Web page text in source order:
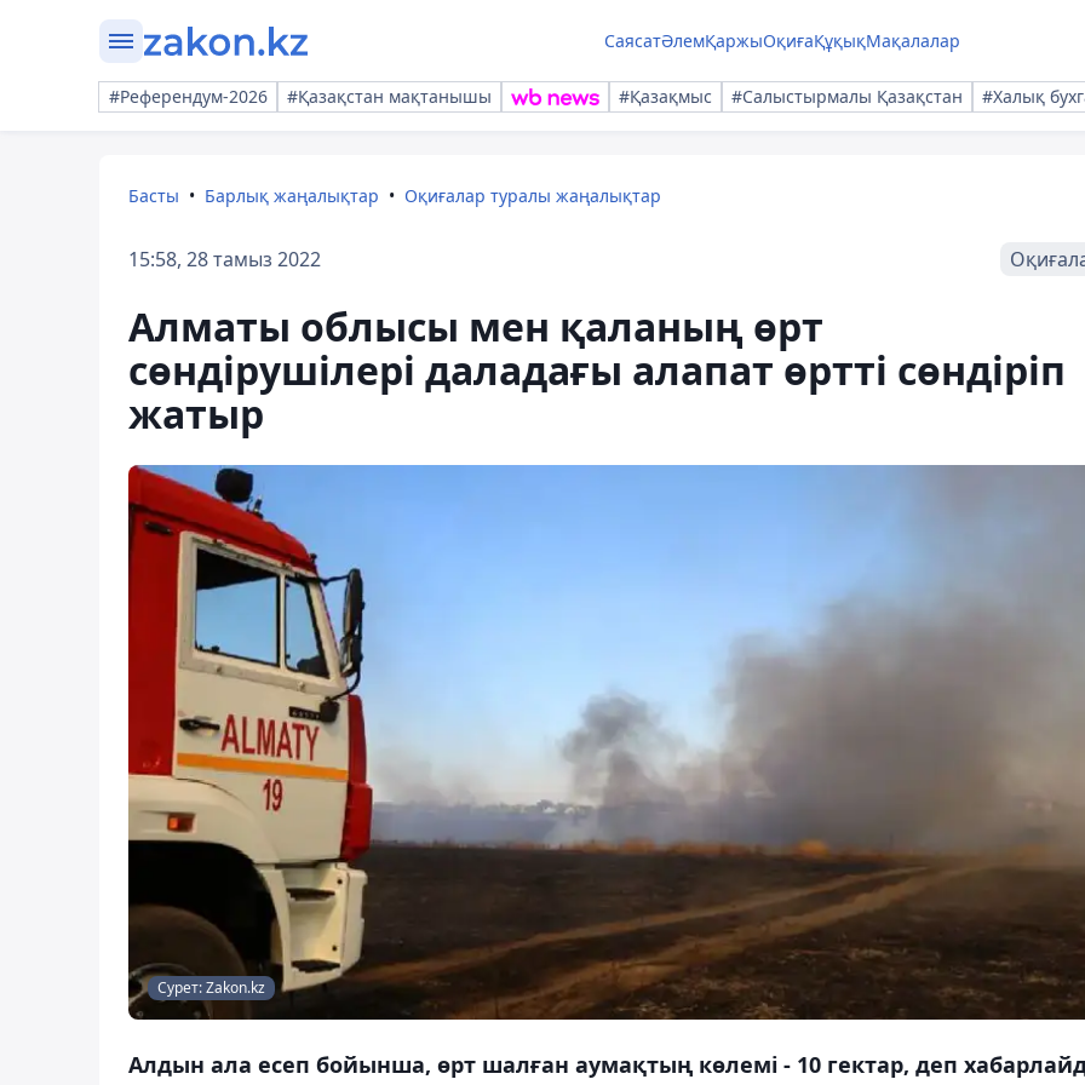
СаясатӘлемҚаржыОқиғаҚұқықМақалалар
#Референдум-2026 #Қазақстан мақтанышы #Қазақмыс #Салыстырмалы Қазақстан #Халық
Басты Барлық жаңалықтар Оқиғалар туралы жаңалықтар
15:58, 28 тамыз 2022
Алматы облысы мен қаланың өрт
сөндірушілері даладағы алапат өртті сөндіріп
жатыр
Сурет: Zakon.kz
Алдын ала есеп бойынша, өрт шалған аумақтың көлемі - 10 гектар, деп